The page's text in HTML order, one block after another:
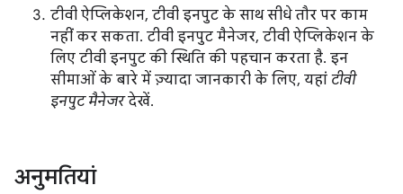
टीवी ऐप्लिकेशन, टीवी इनपुट के साथ सीधे तौर पर काम
नहीं कर सकता. टीवी इनपुट मैनेजर, टीवी ऐप्लिकेशन के
लिए टीवी इनपुट की स्थिति की पहचान करता है. इन
सीमाओं के बारे में ज़्यादा जानकारी के लिए, यहां टीवी
इनपुट मैनेजरदेखें.
अनुमतियां